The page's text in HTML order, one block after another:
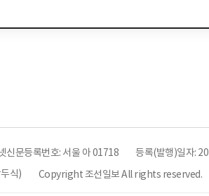
신문등록번호: 서울 아 01718 등록(발행)일자:
식) Copyright 조선일보 All rights reserved.